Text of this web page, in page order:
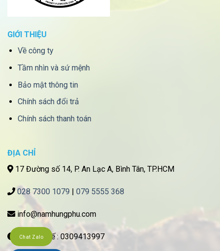
GIỚI THIỆU
Về công ty
Tầm nhìn và sứ mệnh
Bảo mật thông tin
Chính sách đổi trả
Chính sách thanh toán
ĐỊA CHỈ
17 Đường số 14, P. An Lạc A, Bình Tân, TP.HCM
028 7300 1079 | 079 5555 368
info@namhungphu.com
Mã số thuế : 0309413997
Chat Zalo